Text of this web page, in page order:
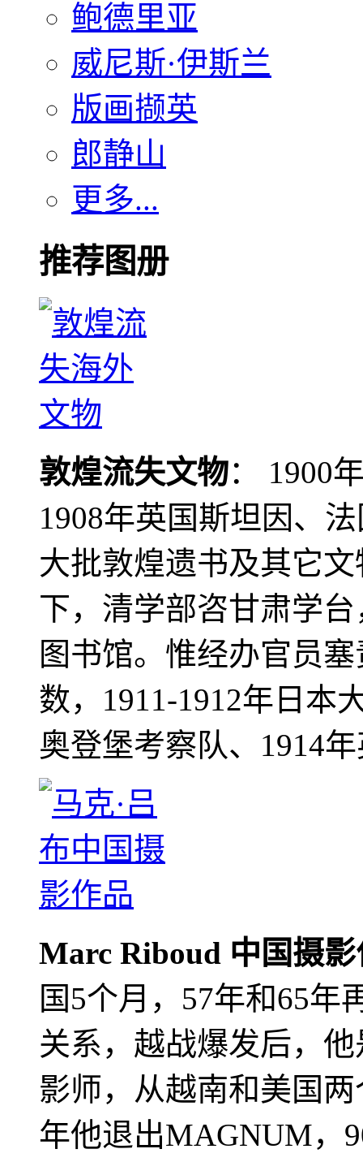
鲍德里亚
威尼斯·伊斯兰
版画撷英
郎静山
更多...
推荐图册
敦煌流失文物： 1900
1908年英国斯坦因、
大批敦煌遗书及其它
下，清学部咨甘肃学
图书馆。惟经办官员
数，1911-1912年日本
奥登堡考察队、1914
Marc Riboud 中国摄
国5个月，57年和65年
关系，越战爆发后，
影师，从越南和美国
年他退出MAGNUM，